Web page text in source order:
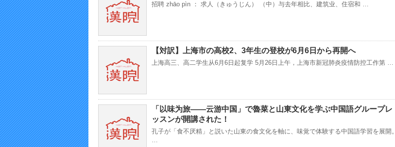
招聘 zhāo pìn ： 求人（きゅうじん） （中）与去年相比、建筑业、住宿和 …
【対訳】上海市の高校2、3年生の登校が6月6日から再開へ
上海高三、高二学生从6月6日起复学 5月26日上午，上海市新冠肺炎疫情防控工作第 …
「以味为旅——云游中国」で魯菜と山東文化を学ぶ中国語グループレ
ッスンが開講された！
孔子が「食不厌精」と説いた山東の食文化を軸に、味覚で体験する中国語学習を展開。
…